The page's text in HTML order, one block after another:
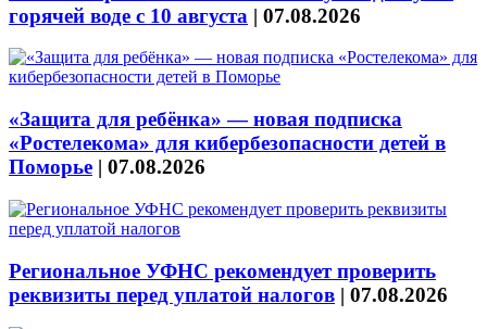
горячей воде с 10 августа | 07.08.2026
«Защита для ребёнка» — новая подписка
«Ростелекома» для кибербезопасности детей в
Поморье | 07.08.2026
Региональное УФНС рекомендует проверить
реквизиты перед уплатой налогов | 07.08.2026